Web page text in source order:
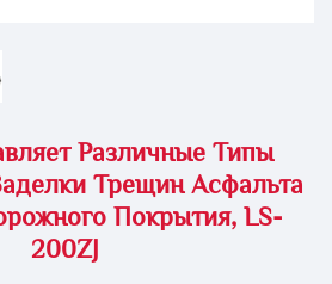
Различные Типы
Трещин Асфальта
Покрытия, LS-
200ZJ